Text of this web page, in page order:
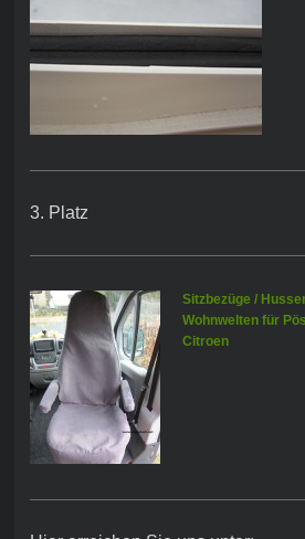
3. Platz
Sitzbezüge /
Wohnwelten für
Citroen